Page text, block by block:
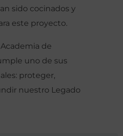
sido cocinados y
este proyecto.
de
uno de sus
proteger,
nuestro Legado